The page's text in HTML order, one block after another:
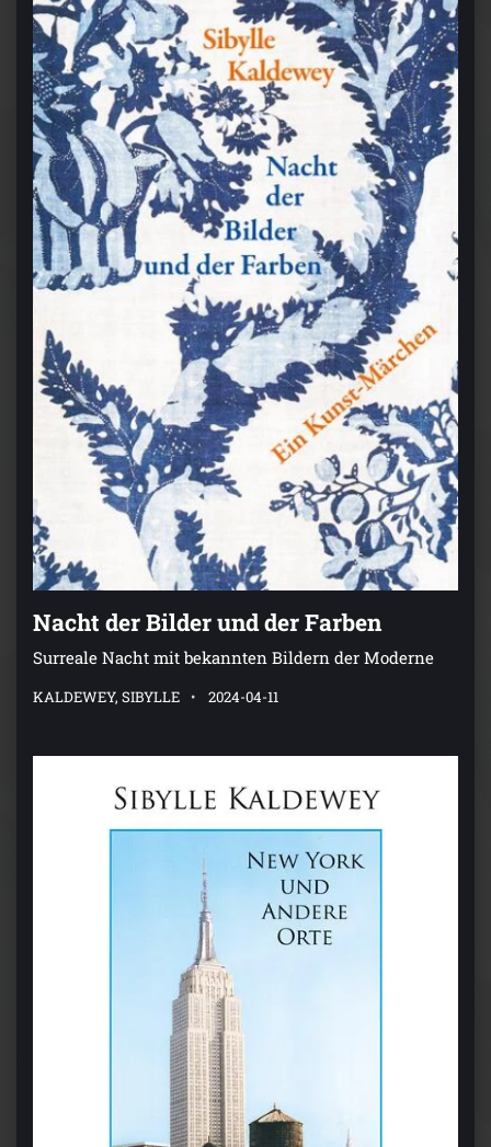
Nacht der Bilder und der Farben
Surreale Nacht mit bekannten Bildern der Moderne
KALDEWEY, SIBYLLE 2024-04-11